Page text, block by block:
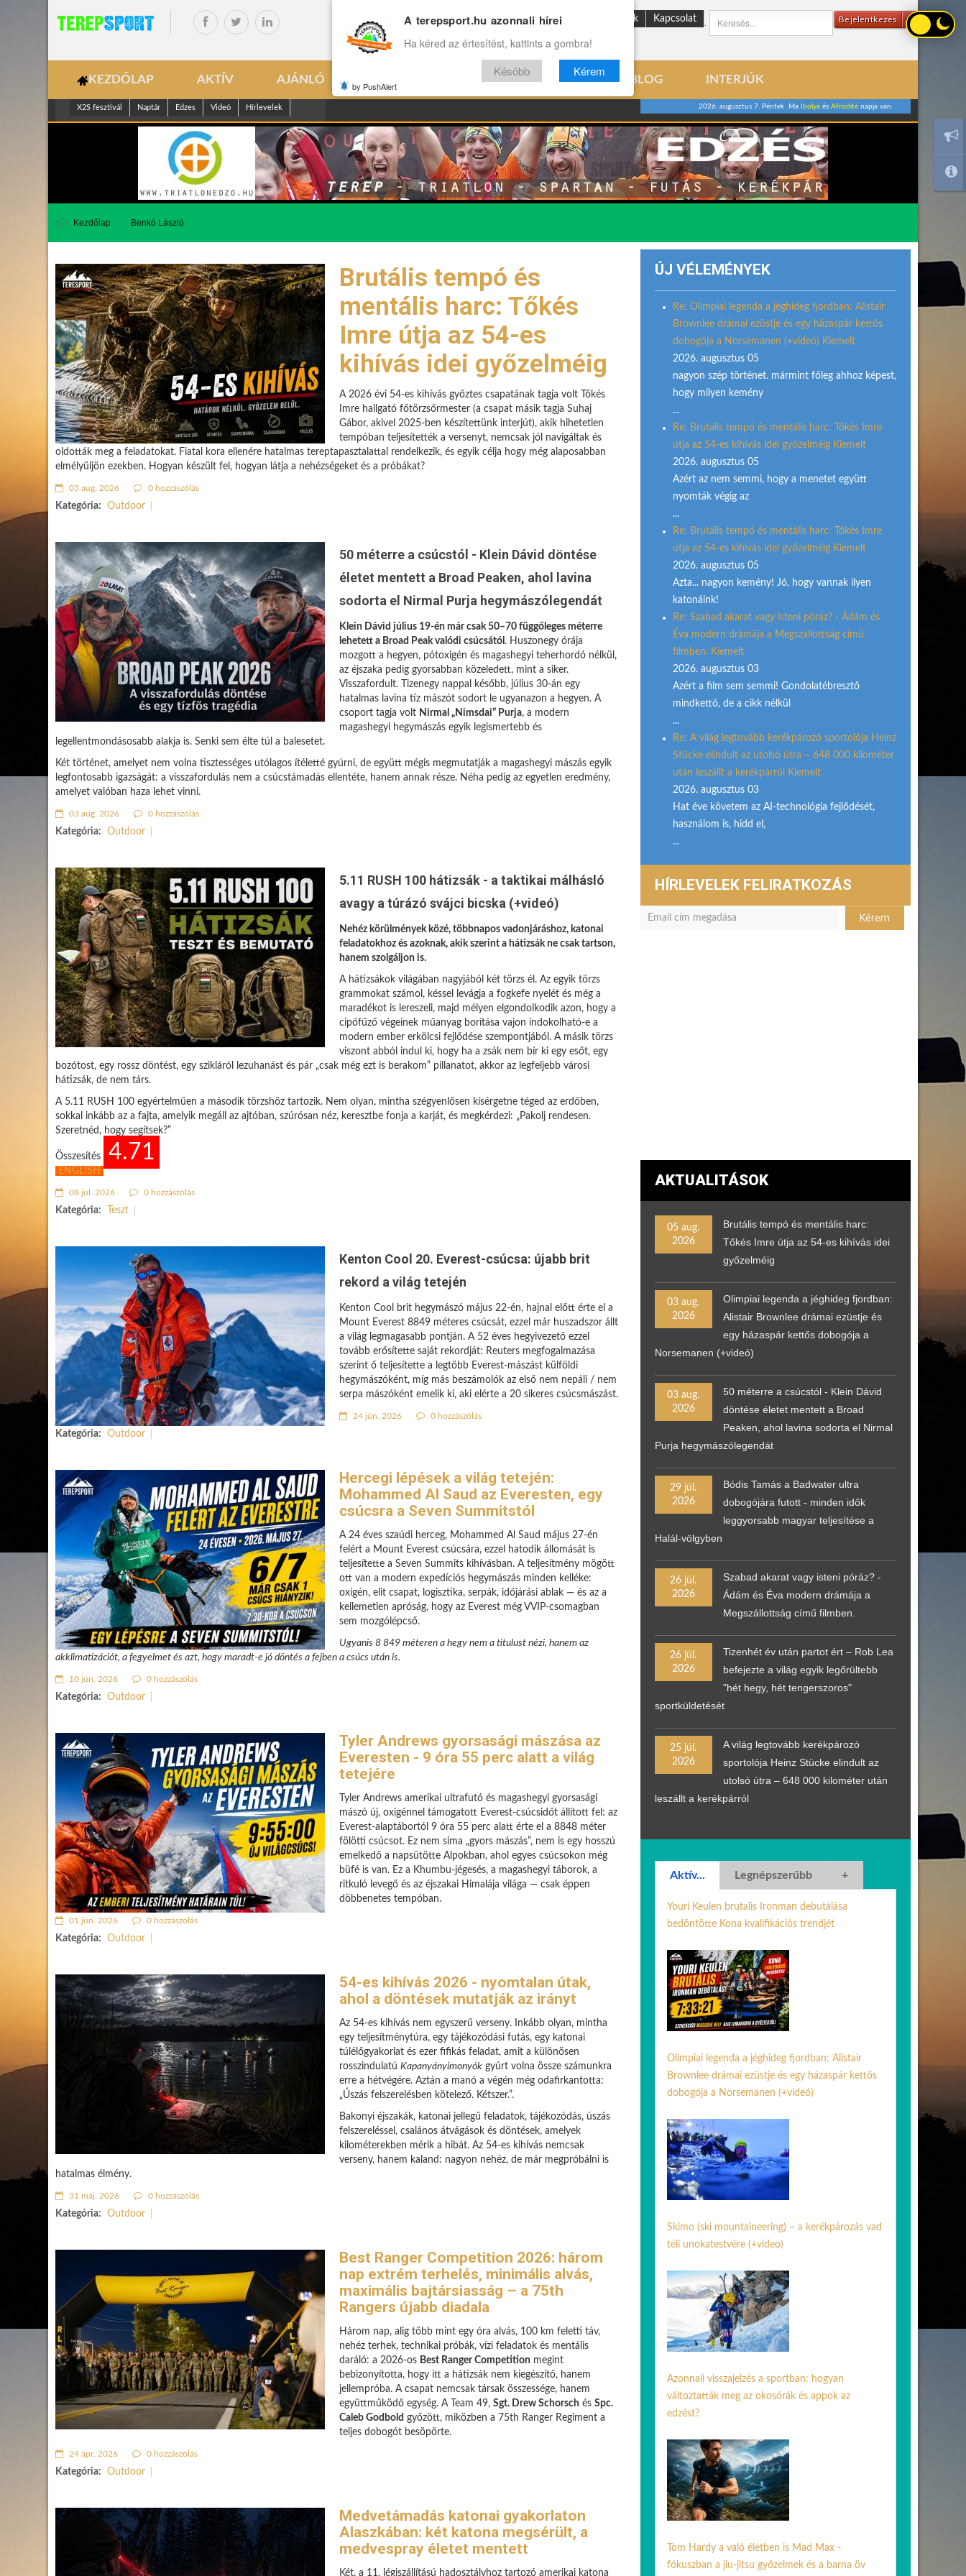
Bejelentkezés
ENG Reviews Archívum Rólunk Kapcsolat
KEZDŐLAP AKTÍV AJÁNLÓ ÉLETMÓD VILÁG BLOG INTERJÚK
X2S fesztivál Naptár Edzes Videó Hírlevelek 2026. augusztus 7. Péntek Ma Ibolyaés Afroditénapja van.
Kezdőlap Benkó László
Brutális tempó és
mentális harc: Tőkés
Imre útja az 54-es
kihívás idei győzelméig
A 2026 évi 54-es kihívás győztes csapatának tagja volt Tőkés
Imre hallgató főtörzsőrmester (a csapat másik tagja Suhaj
Gábor, akivel 2025-ben készítettünk interjút), akik hihetetlen
tempóban teljesítették a versenyt, nemcsak jól navigáltak és
oldották meg a feladatokat. Fiatal kora ellenére hatalmas tereptapasztalattal rendelkezik, és egyik célja hogy még alaposabban
elmélyüljön ezekben. Hogyan készült fel, hogyan látja a nehézségeket és a próbákat?
05 aug. 2026 0 hozzászólás
Kategória: Outdoor
50 méterre a csúcstól - Klein Dávid döntése
életet mentett a Broad Peaken, ahol lavina
sodorta el Nirmal Purja hegymászólegendát
Klein Dávid július 19-én már csak 50–70 függőleges méterre
lehetett a Broad Peak valódi csúcsától . Huszonegy órája
mozgott a hegyen, pótoxigén és magashegyi teherhordó nélkül,
az éjszaka pedig gyorsabban közeledett, mint a siker.
Visszafordult. Tizenegy nappal később, július 30-án egy
hatalmas lavina tíz mászót sodort le ugyanazon a hegyen. A
csoport tagja volt Nirmal „Nimsdai” Purja, a modern
magashegyi hegymászás egyik legismertebb és
legellentmondásosabb alakja is. Senki sem élte túl a balesetet.
Két történet, amelyet nem volna tisztességes utólagos ítéletté gyúrni, de együtt mégis megmutatják a magashegyi mászás egyik
legfontosabb igazságát: a visszafordulás nem a csúcstámadás ellentéte, hanem annak része. Néha pedig az egyetlen eredmény,
amelyet valóban haza lehet vinni.
03 aug. 2026 0 hozzászólás
Kategória: Outdoor
5.11 RUSH 100 hátizsák - a taktikai málhásló
avagy a túrázó svájci bicska (+videó)
Nehéz körülmények közé, többnapos vadonjáráshoz, katonai
feladatokhoz és azoknak, akik szerint a hátizsák ne csak tartson,
hanem szolgáljon is.
A hátizsákok világában nagyjából két törzs él. Az egyik törzs
grammokat számol, késsel levágja a fogkefe nyelét és még a
maradékot is lereszeli, majd mélyen elgondolkodik azon, hogy a
cipőfűző végeinek műanyag borítása vajon indokolható-e a
modern ember erkölcsi fejlődése szempontjából. A másik törzs
viszont abból indul ki, hogy ha a zsák nem bír ki egy esőt, egy
bozótost, egy rossz döntést, egy szikláról lezuhanást és pár „csak még ezt is berakom” pillanatot, akkor az legfeljebb városi
hátizsák, de nem társ.
A 5.11 RUSH 100 egyértelműen a második törzshöz tartozik. Nem olyan, mintha szégyenlősen kísérgetne téged az erdőben,
sokkal inkább az a fajta, amelyik megáll az ajtóban, szúrósan néz, keresztbe fonja a karját, és megkérdezi: „Pakolj rendesen.
Szeretnéd, hogy segítsek?”
Összesítés 4.71
ENGLISH
08 júl. 2026 0 hozzászólás
Kategória: Teszt
Kenton Cool 20. Everest-csúcsa: újabb brit
rekord a világ tetején
Kenton Cool brit hegymászó május 22-én, hajnal előtt érte el a
Mount Everest 8849 méteres csúcsát, ezzel már huszadszor állt
a világ legmagasabb pontján. A 52 éves hegyivezető ezzel
tovább erősítette saját rekordját: Reuters megfogalmazása
szerint ő teljesítette a legtöbb Everest-mászást külföldi
hegymászóként, míg más beszámolók az első nem nepáli / nem
serpa mászóként emelik ki, aki elérte a 20 sikeres csúcsmászást.
24 jún. 2026 0 hozzászólás
Kategória: Outdoor
Hercegi lépések a világ tetején:
Mohammed Al Saud az Everesten, egy
csúcsra a Seven Summitstól
A 24 éves szaúdi herceg, Mohammed Al Saud május 27-én
felért a Mount Everest csúcsára, ezzel hatodik állomását is
teljesítette a Seven Summits kihívásban. A teljesítmény mögött
ott van a modern expedíciós hegymászás minden kelléke:
oxigén, elit csapat, logisztika, serpák, időjárási ablak — és az a
kellemetlen apróság, hogy az Everest még VVIP-csomagban
sem mozgólépcső.
Ugyanis 8 849 méteren a hegy nem a titulust nézi, hanem az
akklimatizációt, a fegyelmet és azt, hogy maradt-e jó döntés a fejben a csúcs után is.
10 jún. 2026 0 hozzászólás
Kategória: Outdoor
Tyler Andrews gyorsasági mászása az
Everesten - 9 óra 55 perc alatt a világ
tetejére
Tyler Andrews amerikai ultrafutó és magashegyi gyorsasági
mászó új, oxigénnel támogatott Everest-csúcsidőt állított fel: az
Everest-alaptábortól 9 óra 55 perc alatt érte el a 8848 méter
fölötti csúcsot. Ez nem sima „gyors mászás”, nem is egy hosszú
emelkedő a napsütötte Alpokban, ahol egyes csúcsokon még
büfé is van. Ez a Khumbu-jégesés, a magashegyi táborok, a
ritkuló levegő és az éjszakai Himalája világa — csak éppen
döbbenetes tempóban.
01 jún. 2026 0 hozzászólás
Kategória: Outdoor
54-es kihívás 2026 - nyomtalan útak,
ahol a döntések mutatják az irányt
Az 54-es kihívás nem egyszerű verseny. Inkább olyan, mintha
egy teljesítménytúra, egy tájékozódási futás, egy katonai
túlélőgyakorlat és ezer fifikás feladat, amit a különösen
rosszindulatú Kapanyányimonyók gyúrt volna össze számunkra
erre a hétvégére. Aztán a manó a végén még odafirkantotta:
„Úszás felszerelésben kötelező. Kétszer.”.
Bakonyi éjszakák, katonai jellegű feladatok, tájékozódás, úszás
felszereléssel, csalános átvágások és döntések, amelyek
kilométerekben mérik a hibát. Az 54-es kihívás nemcsak
verseny, hanem kaland: nagyon nehéz, de már megpróbálni is
hatalmas élmény.
31 máj. 2026 0 hozzászólás
Kategória: Outdoor
Best Ranger Competition 2026: három
nap extrém terhelés, minimális alvás,
maximális bajtársiasság – a 75th
Rangers újabb diadala
Három nap, alig több mint egy óra alvás, 100 km feletti táv,
nehéz terhek, technikai próbák, vízi feladatok és mentális
daráló: a 2026-os Best Ranger Competition megint
bebizonyította, hogy itt a hátizsák nem kiegészítő, hanem
jellempróba. A csapat nemcsak társak összessége, hanem
együttműködő egység. A Team 49, Sgt. Drew Schorsch és Spc.
Caleb Godbold győzött, miközben a 75th Ranger Regiment a
teljes dobogót besöpörte.
24 ápr. 2026 0 hozzászólás
Kategória: Outdoor
Medvetámadás katonai gyakorlaton
Alaszkában: két katona megsérült, a
medvespray életet mentett
Két, a 11. légiszállítású hadosztályhoz tartozó amerikai katona
ÚJ VÉLEMÉNYEK
Re: Olimpiai legenda a jéghideg fjordban: Alistair
Brownlee drámai ezüstje és egy házaspár kettős
dobogója a Norsemanen (+videó) Kiemelt
2026. augusztus 05
nagyon szép történet. mármint főleg ahhoz képest,
hogy milyen kemény
...
Re: Brutális tempó és mentális harc: Tőkés Imre
útja az 54-es kihívás idei győzelméig Kiemelt
2026. augusztus 05
Azért az nem semmi, hogy a menetet együtt
nyomták végig az
...
Re: Brutális tempó és mentális harc: Tőkés Imre
útja az 54-es kihívás idei győzelméig Kiemelt
2026. augusztus 05
Azta... nagyon kemény! Jó, hogy vannak ilyen
katonáink!
Re: Szabad akarat vagy isteni póráz? - Ádám és
Éva modern drámája a Megszállottság című
filmben. Kiemelt
2026. augusztus 03
Azért a film sem semmi! Gondolatébresztő
mindkettő, de a cikk nélkül
...
Re: A világ legtovább kerékpározó sportolója Heinz
Stücke elindult az utolsó útra – 648 000 kilométer
után leszállt a kerékpárról Kiemelt
2026. augusztus 03
Hat éve követem az AI-technológia fejlődését,
használom is, hidd el,
...
HÍRLEVELEK FELIRATKOZÁS
AKTUALITÁSOK
05 aug.
2026
Brutális tempó és mentális harc:
Tőkés Imre útja az 54-es kihívás idei
győzelméig
03 aug.
2026
Olimpiai legenda a jéghideg fjordban:
Alistair Brownlee drámai ezüstje és
egy házaspár kettős dobogója a
Norsemanen (+videó)
03 aug.
2026
50 méterre a csúcstól - Klein Dávid
döntése életet mentett a Broad
Peaken, ahol lavina sodorta el Nirmal
Purja hegymászólegendát
29 júl.
2026
Bódis Tamás a Badwater ultra
dobogójára futott - minden idők
leggyorsabb magyar teljesítése a
Halál-völgyben
26 júl.
2026
Szabad akarat vagy isteni póráz? -
Ádám és Éva modern drámája a
Megszállottság című filmben.
26 júl.
2026
Tizenhét év után partot ért – Rob Lea
befejezte a világ egyik legőrültebb
"hét hegy, hét tengerszoros"
sportküldetését
25 júl.
2026
A világ legtovább kerékpározó
sportolója Heinz Stücke elindult az
utolsó útra – 648 000 kilométer után
leszállt a kerékpárról
Aktív... Legnépszerűbb +
Youri Keulen brutalis Ironman debutálása
bedöntötte Kona kvalifikációs trendjét
Olimpiai legenda a jéghideg fjordban: Alistair
Brownlee drámai ezüstje és egy házaspár kettős
dobogója a Norsemanen (+videó)
Skimo (ski mountaineering) – a kerékpározás vad
téli unokatestvére (+video)
Azonnali visszajelzés a sportban: hogyan
változtatták meg az okosórák és appok az
edzést?
Tom Hardy a való életben is Mad Max -
fókuszban a jiu-jitsu győzelmek és a barna öv
A terepsport.hu azonnali hírei
Ha kéred az értesítést, kattints a gombra!
Késöbb Kérem
by PushAlert